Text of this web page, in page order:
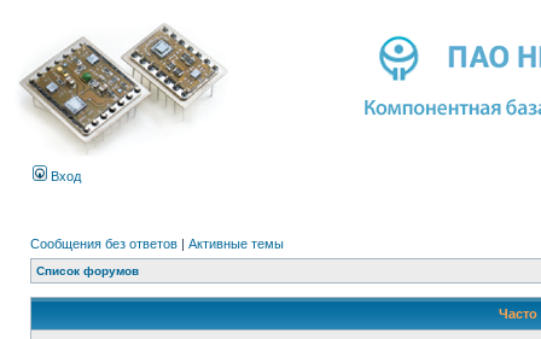
Вход
Сообщения без ответов | Активные темы
Список форумов